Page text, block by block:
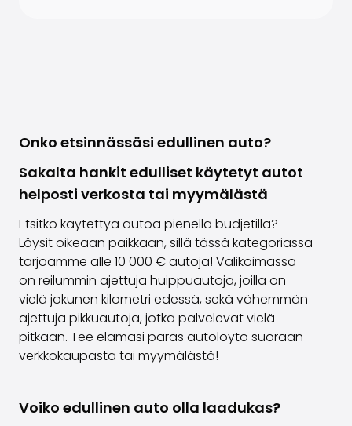
Onko etsinnässäsi edullinen auto?
Sakalta hankit edulliset käytetyt autot
helposti verkosta tai myymälästä
Etsitkö käytettyä autoa pienellä budjetilla?
Löysit oikeaan paikkaan, sillä tässä kategoriassa
tarjoamme alle 10 000 € autoja! Valikoimassa
on reilummin ajettuja huippuautoja, joilla on
vielä jokunen kilometri edessä, sekä vähemmän
ajettuja pikkuautoja, jotka palvelevat vielä
pitkään. Tee elämäsi paras autolöytö suoraan
verkkokaupasta tai myymälästä!
Voiko edullinen auto olla laadukas?